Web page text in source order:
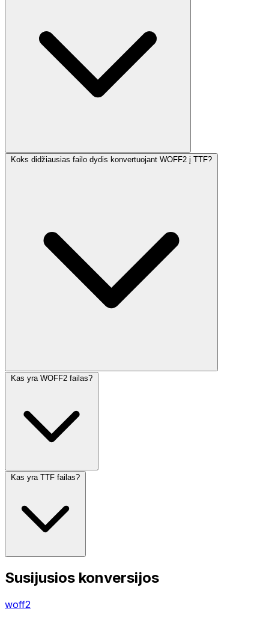
Koks didžiausias failo dydis konvertuojant WOFF2 į TTF?
Kas yra WOFF2 failas?
Kas yra TTF failas?
Susijusios konversijos
woff2